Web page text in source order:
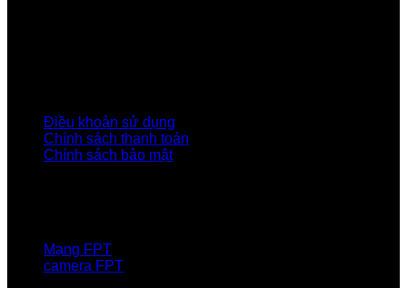
Điều khoản sử dụng
Chính sách thanh toán
Chính sách bảo mật
Mạng FPT
camera FPT